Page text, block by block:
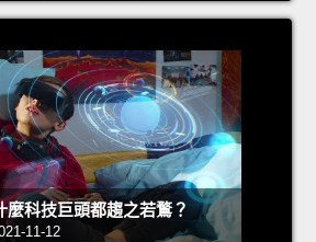
麼科技巨頭都趨之若鶩？
11-12